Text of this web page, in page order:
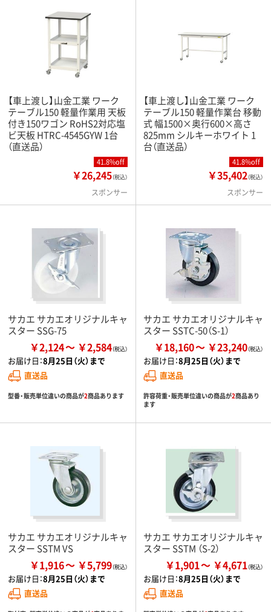
【車上渡し】山金工業 ワーク
テーブル150 軽量作業用 天板
付き150ワゴン RoHS2対応塩
ビ天板 HTRC-4545GYW 1台
（直送品）
41.8%off
￥26,245（税込）
スポンサー
【車上渡し】山金工業 ワーク
テーブル150 軽量作業台 移動
式 幅1500×奥行600×高さ
825mm シルキーホワイト 1
台（直送品）
41.8%off
￥35,402（税込）
スポンサー
サカエ サカエオリジナルキャ
スター SSG-75
￥2,124 ￥2,584
お届け日：8月25日（火）まで
直送品
型番・販売単位違いの商品が2商品あります
サカエ サカエオリジナルキャ
スター SSTC-50（S-1）
￥18,160 ￥23,240
お届け日：8月25日（火）まで
直送品
許容荷重・販売単位違いの商品が2商品あり
ます
サカエ サカエオリジナルキャ
スター SSTM VS
￥1,916 ￥5,799
お届け日：8月25日（火）まで
直送品
サカエ サカエオリジナルキャ
スター SSTM （S-2）
￥1,901 ￥4,671
お届け日：8月25日（火）まで
直送品